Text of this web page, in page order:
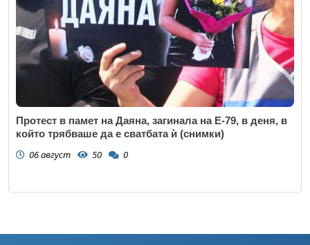
Протест в памет на Даяна, загинала на Е-79, в деня, в
който трябваше да е сватбата ѝ (снимки)
06 август 50 0